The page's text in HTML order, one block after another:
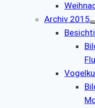
Archiv 2015